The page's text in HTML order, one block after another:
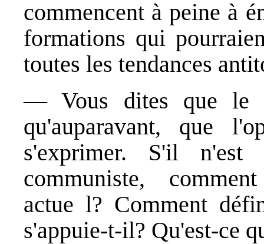
commencent à peine à
formations qui
toutes les tendances
— Vous dites que le
qu'auparavant, que
s'exprimer. S'il n'est
communiste,
actue l? Comment
s'appuie-t-il? Qu'est-ce